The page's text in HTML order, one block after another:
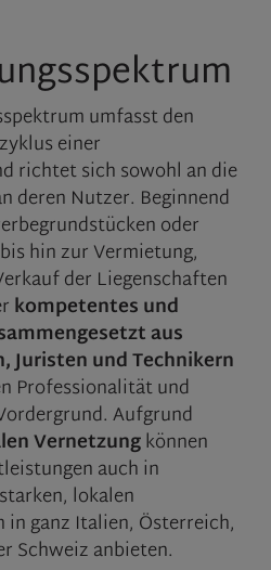
umfasst den
einer
richtet sich sowohl an die
deren Nutzer. Beginnend
oder
hin zur Vermietung,
der Liegenschaften
kompetentes und
aus
und Technikern
Professionalität und
Aufgrund
Vernetzungkönnen
auch in
lokalen
ganz Italien, Österreich,
Schweiz anbieten.